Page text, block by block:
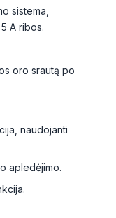
sistema,
A ribos.
oro srautą po
naudojanti
apledėjimo.